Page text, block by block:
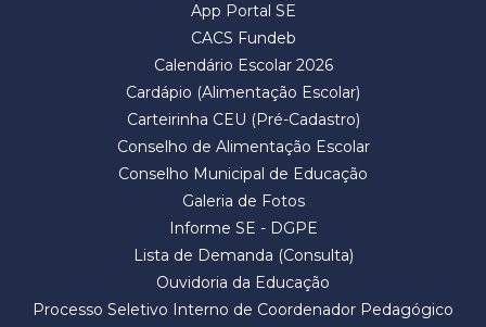
App Portal SE
CACS Fundeb
Calendário Escolar 2026
Cardápio (Alimentação Escolar)
Carteirinha CEU (Pré-Cadastro)
Conselho de Alimentação Escolar
Conselho Municipal de Educação
Galeria de Fotos
Informe SE - DGPE
Lista de Demanda (Consulta)
Ouvidoria da Educação
Processo Seletivo Interno de Coordenador Pedagógico